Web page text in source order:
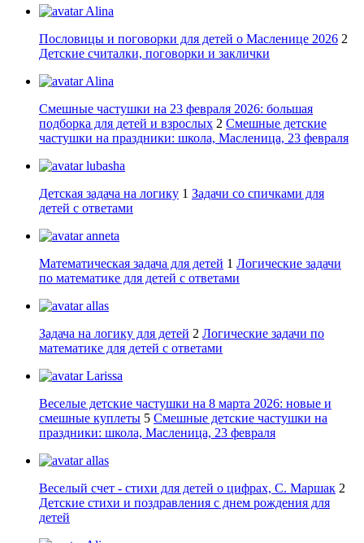
Alina
Пословицы и поговорки для детей о Масленице 2026 2
Детские считалки, поговорки и заклички
Alina
Смешные частушки на 23 февраля 2026: большая
подборка для детей и взрослых 2 Смешные детские
частушки на праздники: школа, Масленица, 23 февраля
lubasha
Детская задача на логику 1 Задачи со спичками для
детей с ответами
anneta
Математическая задача для детей 1 Логические задачи
по математике для детей с ответами
allas
Задача на логику для детей 2 Логические задачи по
математике для детей с ответами
Larissa
Веселые детские частушки на 8 марта 2026: новые и
смешные куплеты 5 Смешные детские частушки на
праздники: школа, Масленица, 23 февраля
allas
Веселый счет - стихи для детей о цифрах, С. Маршак 2
Детские стихи и поздравления с днем рождения для
детей